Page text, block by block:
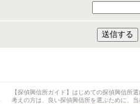
【探偵興信所ガイド】はじめての探偵興信所
考えの方は、良い探偵興信所を選ぶために、